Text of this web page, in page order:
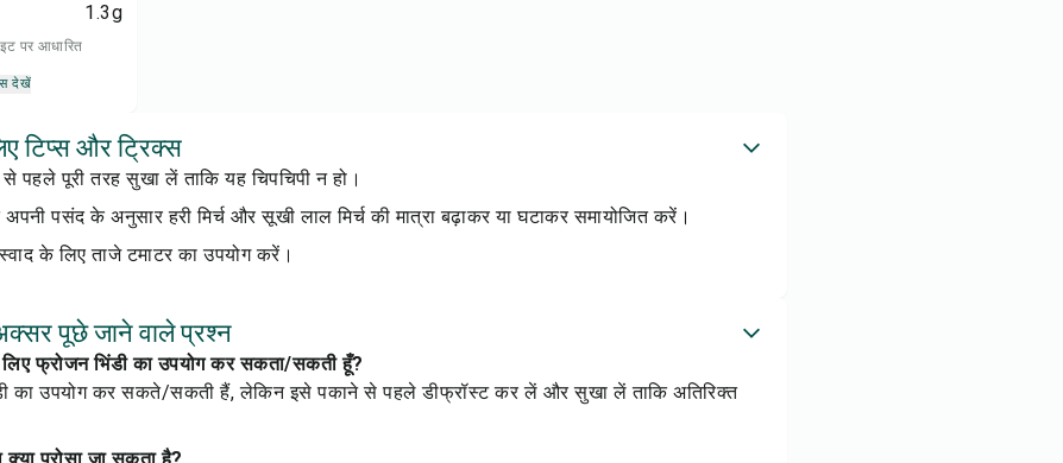
1.3g
पर आधारित
देखें
टिप्स और ट्रिक्स
पहले पूरी तरह सुखा लें ताकि यह चिपचिपी न हो।
पसंद के अनुसार हरी मिर्च और सूखी लाल मिर्च की मात्रा बढ़ाकर या घटाकर समायोजित करें।
के लिए ताजे टमाटर का उपयोग करें।
पूछे जाने वाले प्रश्न
फ्रोजन भिंडी का उपयोग कर सकता/सकती हूँ?
का उपयोग कर सकते/सकती हैं, लेकिन इसे पकाने से पहले डीफ्रॉस्ट कर लें और सुखा लें ताकि अतिरिक्त